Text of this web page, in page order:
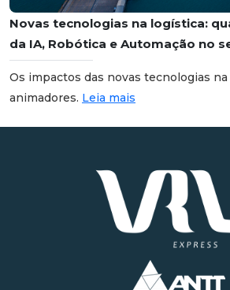
Novas tecnologias na logística:
da IA, Robótica e Automação no
Os impactos das novas tecnologias
animadores. Leia mais